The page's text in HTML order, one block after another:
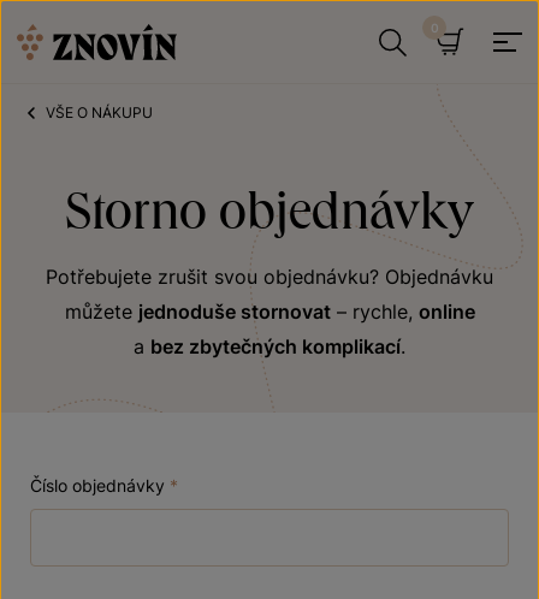
Hledat
VŠE O NÁKUPU
Storno objednávky
Potřebujete zrušit svou objednávku? Objednávku
můžete jednoduše stornovat– rychle, online
a bez zbytečných komplikací.
Číslo objednávky *